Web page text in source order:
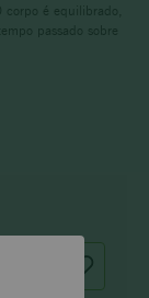
é equilibrado,
passado sobre